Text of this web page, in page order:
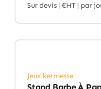
Sur devis | €HT | par
Jeux kermesse